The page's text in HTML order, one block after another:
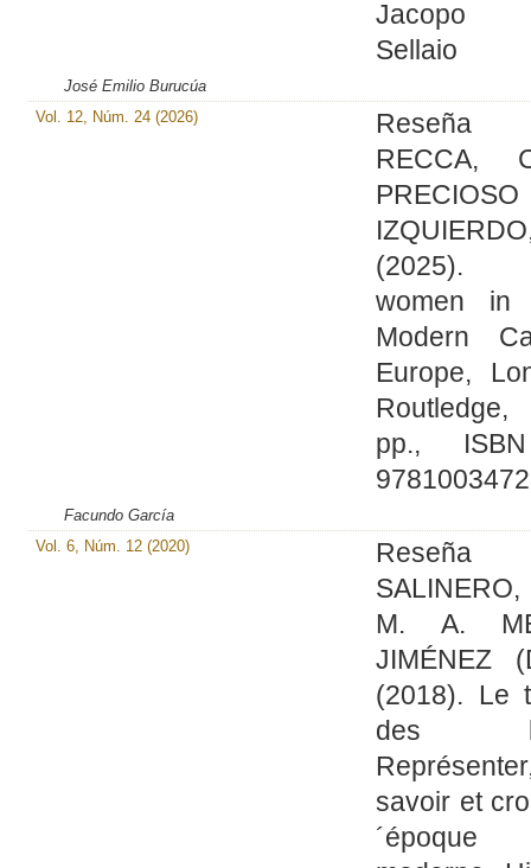
Sellaio
José Emilio Burucúa
Vol. 12, Núm. 24 (2026)
RECCA,
PRECIOSO
(2025).
women in
Modern
Europe,
pp.,
Facundo García
Vol. 6, Núm. 12 (2020)
M. A.
JIMÉNEZ
(2018). Le
des
savoir et
´époque